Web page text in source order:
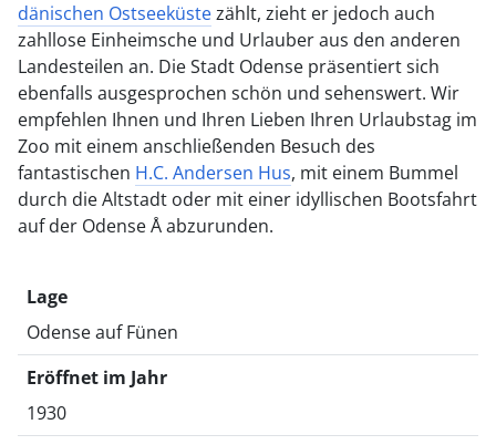
dänischen Ostseeküstezählt, zieht er jedoch auch
zahllose Einheimsche und Urlauber aus den anderen
Landesteilen an. Die Stadt Odense präsentiert sich
ebenfalls ausgesprochen schön und sehenswert. Wir
empfehlen Ihnen und Ihren Lieben Ihren Urlaubstag im
Zoo mit einem anschließenden Besuch des
fantastischen H.C. Andersen Hus, mit einem Bummel
durch die Altstadt oder mit einer idyllischen Bootsfahrt
auf der Odense Å abzurunden.
Lage
Odense auf Fünen
Eröffnet im Jahr
1930